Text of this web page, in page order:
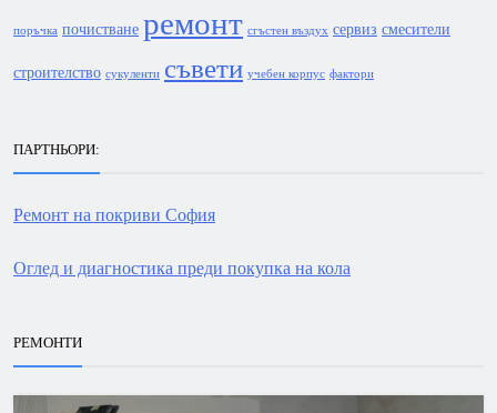
поръчка почистване ремонт сгъстен въздух сервиз смесители
строителство сукуленти съвети учебен корпус фактори
ПАРТНЬОРИ:
Ремонт на покриви София
Оглед и диагностика преди покупка на кола
РЕМОНТИ